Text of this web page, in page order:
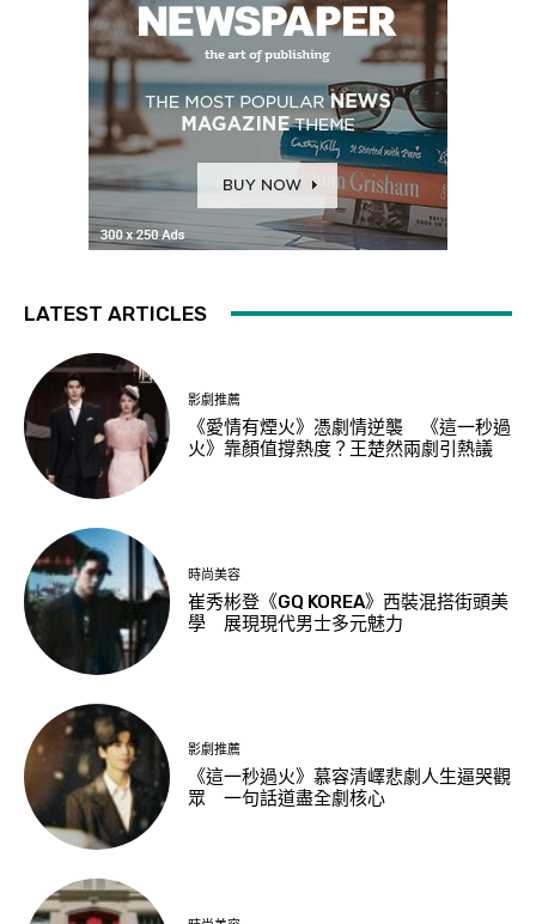
LATEST ARTICLES
影劇推薦
《愛情有煙火》憑劇情逆襲 《這一秒過
火》靠顏值撐熱度？王楚然兩劇引熱議
時尚美容
崔秀彬登《GQ KOREA》西裝混搭街頭美
學 展現現代男士多元魅力
影劇推薦
《這一秒過火》慕容清嶧悲劇人生逼哭觀
眾 一句話道盡全劇核心